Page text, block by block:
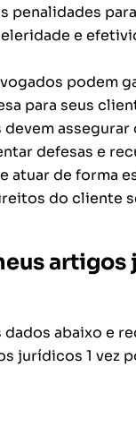
penalidades
e
podem
para seus
assegurar
defesas e
atuar de forma
do cliente
dados abaixo e
jurídicos 1 vez